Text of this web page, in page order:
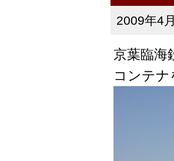
2009年4
京葉臨海
コンテ